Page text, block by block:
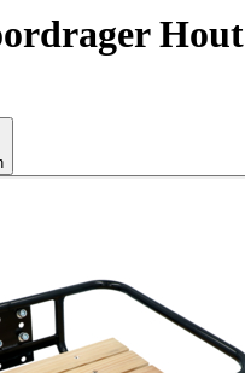
Hout